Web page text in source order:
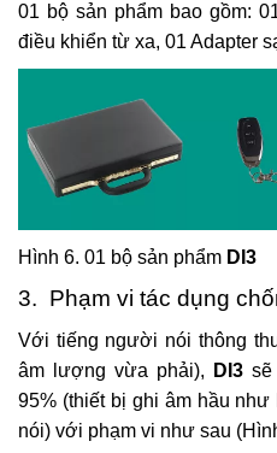
01 bộ sản phẩm bao gồm:
điều khiển từ xa, 01 Adapter
Hình 6. 01 bộ sản phẩm DI3
3. Phạm vi tác dụng
Với tiếng người nói thông
âm lượng vừa phải),
DI3
95% (thiết bị ghi âm hầu
nói) với phạm vi như sau